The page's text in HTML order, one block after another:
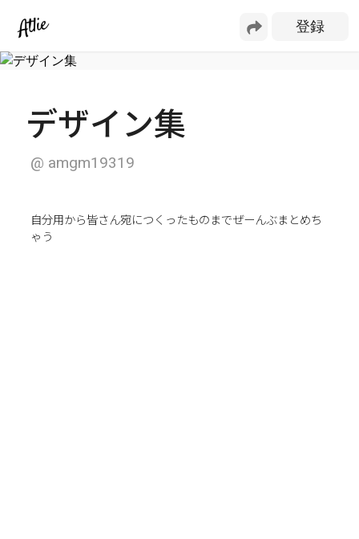
デザイン集
@ amgm19319
自分用から皆さん宛につくったものまでぜーんぶまとめち
ゃう